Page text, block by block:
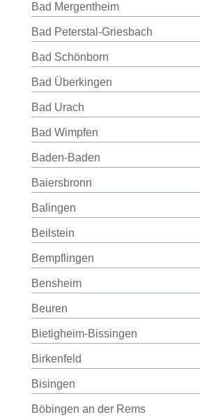
Bad Mergentheim
Bad Peterstal-Griesbach
Bad Schönborn
Bad Überkingen
Bad Urach
Bad Wimpfen
Baden-Baden
Baiersbronn
Balingen
Beilstein
Bempflingen
Bensheim
Beuren
Bietigheim-Bissingen
Birkenfeld
Bisingen
Böbingen an der Rems